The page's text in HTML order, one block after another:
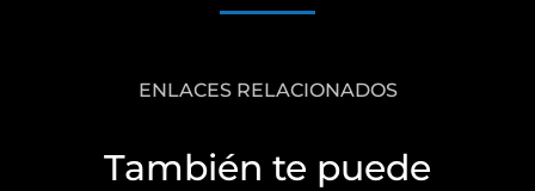
ENLACES RELACIONADOS
También te puede